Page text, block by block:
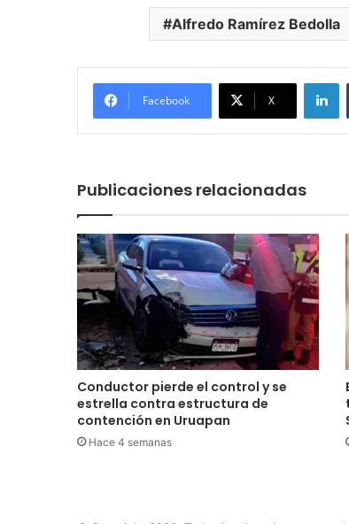
Alfredo Ramírez Bedolla
Facebook X
Publicaciones relacionadas
Conductor pierde el control y se
estrella contra estructura de
contención en Uruapan
Hace 4 semanas